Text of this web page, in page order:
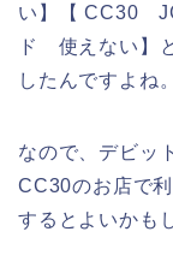
い】【 CC30
ド 使えない】
したんですよね。
なので、デビッ
CC30のお店で
するとよいかも